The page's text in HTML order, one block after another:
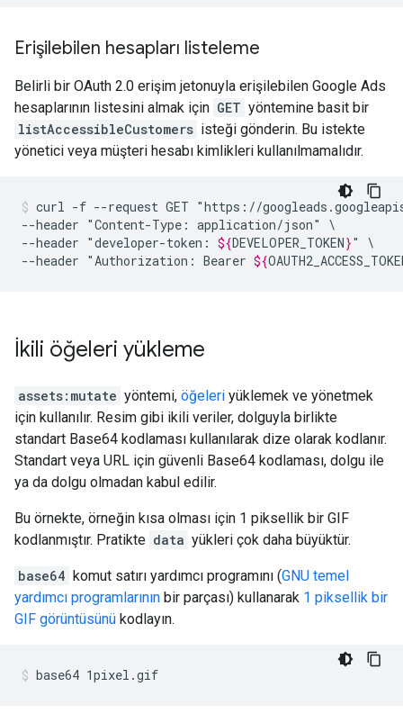
Erişilebilen hesapları listeleme
Belirli bir OAuth 2.0 erişim jetonuyla erişilebilen Google Ads
hesaplarının listesini almak için GET yöntemine basit bir
listAccessibleCustomers isteği gönderin. Bu istekte
yönetici veya müşteri hesabı kimlikleri kullanılmamalıdır.
curl -f --request GET "https://
--header "Content-Type: application/json"
\
--header "developer-token: ${DEVELOPER_TOKEN}"
\
--header "Authorization: Bearer ${
İkili öğeleri yükleme
assets:mutate yöntemi, öğeleri yüklemek ve yönetmek
için kullanılır. Resim gibi ikili veriler, dolguyla birlikte
standart Base64 kodlaması kullanılarak dize olarak kodlanır.
Standart veya URL için güvenli Base64 kodlaması, dolgu ile
ya da dolgu olmadan kabul edilir.
Bu örnekte, örneğin kısa olması için 1 piksellik bir GIF
kodlanmıştır. Pratikte data yükleri çok daha büyüktür.
base64 komut satırı yardımcı programını (GNU temel
yardımcı programlarının bir parçası) kullanarak 1 piksellik bir
GIF görüntüsünü kodlayın.
base64 1pixel.gif